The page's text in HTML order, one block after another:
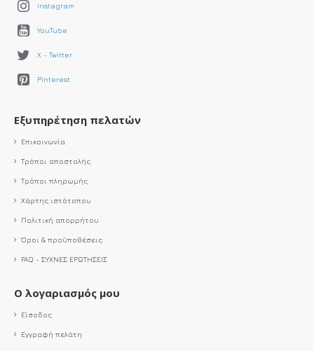
Instagram
YouTube
X - Twitter
Pinterest
Εξυπηρέτηση πελατών
Επικοινωνία
Τρόποι αποστολής
Τρόποι πληρωμής
Χάρτης ιστότοπου
Πολιτική απορρήτου
Όροι & προϋποθέσεις
FAQ - ΣΥΧΝΕΣ ΕΡΩΤΗΣΕΙΣ
Ο λογαριασμός μου
Είσοδος
Εγγραφή πελάτη